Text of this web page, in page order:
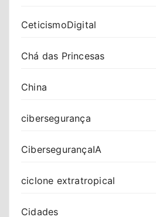
CeticismoDigital
Chá das Princesas
China
cibersegurança
CibersegurançaIA
ciclone extratropical
Cidades